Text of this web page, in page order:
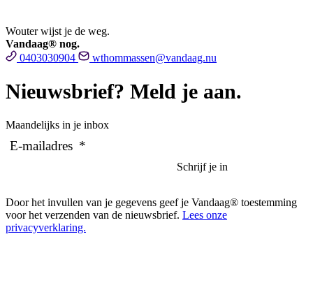
Wouter wijst je de weg.
Vandaag® nog.
0403030904
wthommassen@vandaag.nu
Nieuwsbrief? Meld je aan.
Maandelijks in je inbox
E-mailadres *
Door het invullen van je gegevens geef je Vandaag® toestemming
voor het verzenden van de nieuwsbrief. Lees onze
privacyverklaring.